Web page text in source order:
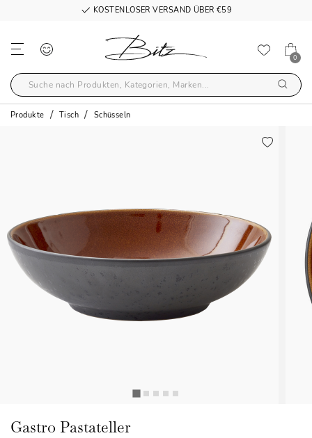
KOSTENLOSER VERSAND ÜBER €59
0
Produkte Tisch Schüsseln
Gastro Pastateller